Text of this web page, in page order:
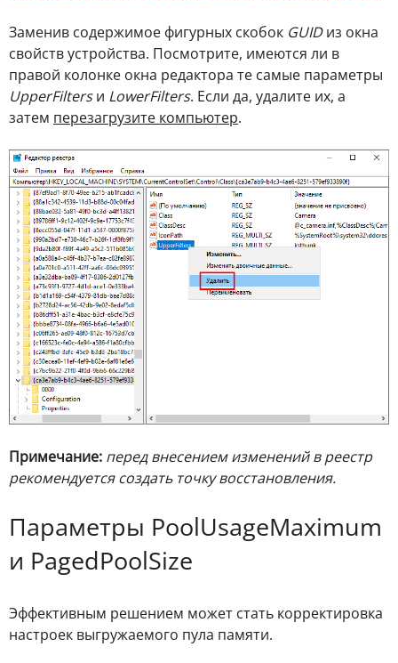
Заменив содержимое фигурных скобок GUIDиз окна
свойств устройства. Посмотрите, имеются ли в
правой колонке окна редактора те самые параметры
UpperFiltersи LowerFilters. Если да, удалите их, а
затем перезагрузите компьютер.
Примечание: перед внесением изменений в реестр
рекомендуется создать точку восстановления.
Параметры PoolUsageMaximum
и PagedPoolSize
Эффективным решением может стать корректировка
настроек выгружаемого пула памяти.